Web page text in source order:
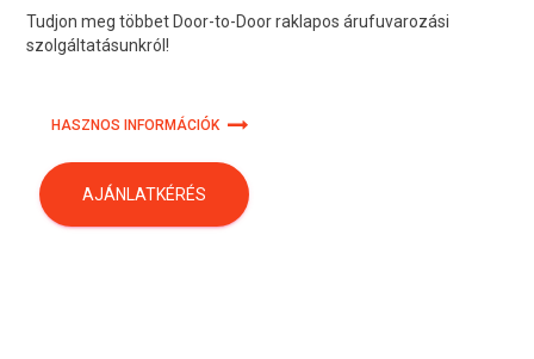
Tudjon meg többet Door-to-Door raklapos árufuvarozási
szolgáltatásunkról!
HASZNOS INFORMÁCIÓK